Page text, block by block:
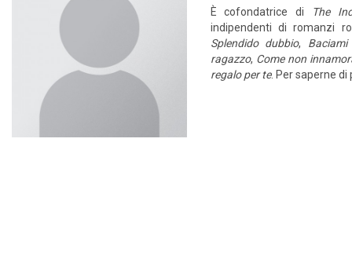
È cofondatrice di
The
indipendenti di romanzi
Splendido dubbio,
ragazzo, Come non
regalo per te. Per saperne